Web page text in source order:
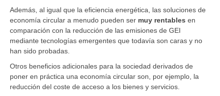
Además, al igual que la eficiencia energética, las soluciones de
economía circular a menudo pueden ser muy rentables en
comparación con la reducción de las emisiones de GEI
mediante tecnologías emergentes que todavía son caras y no
han sido probadas.
Otros beneficios adicionales para la sociedad derivados de
poner en práctica una economía circular son, por ejemplo, la
reducción del coste de acceso a los bienes y servicios.